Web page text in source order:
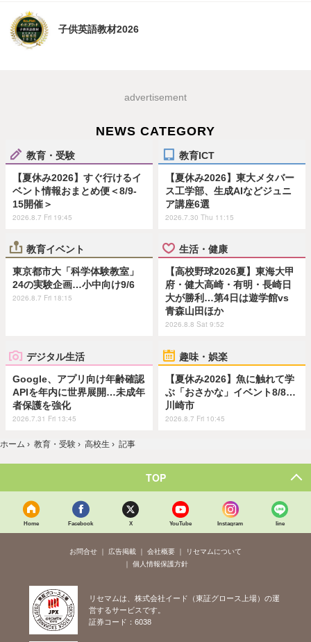
子供英語教材2026
advertisement
NEWS CATEGORY
教育・受験
【夏休み2026】すぐ行けるイ
ベント情報おまとめ便＜8/9-
15開催＞
2026.8.7 Fri 19:45
教育ICT
【夏休み2026】東大メタバー
ス工学部、生成AIなどジュニ
ア講座6選
2026.7.30 Thu 11:15
教育イベント
東京都市大「科学体験教室」
24の実験企画…小中向け9/6
2026.8.7 Fri 18:15
生活・健康
【高校野球2026夏】東海大甲
府・健大高崎・有明・長崎日
大が勝利…第4日は遊学館vs
青森山田ほか
2026.8.8 Sat 9:52
デジタル生活
Google、アプリ向け年齢確認
APIを年内に世界展開…未成年
者保護を強化
2026.7.31 Fri 13:45
趣味・娯楽
【夏休み2026】魚に触れて学
ぶ「おさかな」イベント8/8…
川崎市
2026.8.7 Fri 10:45
ホーム › 教育・受験 › 高校生 › 記事
TOP
Home Facebook X YouTube Instagram line
お問合せ 広告掲載 会社概要
リセマムについて
個人情報保護方針
リセマムは、株式会社イード（東証グロース上場）の運
営するサービスです。
証券コード：6038